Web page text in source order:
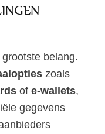
belang.
zoals
of e-wallets,
gegevens